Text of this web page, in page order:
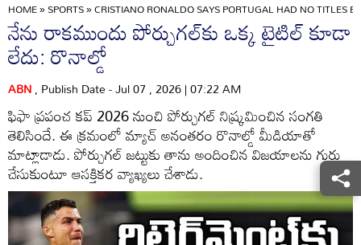
HOME»SPORTS»CRISTIANO RONALDO SAYS PORTUGAL HAD NO TITLES
నేను రాకముందు పోర్చుగల్‌కు ఒక్క టైటిల్ కూడా
లేదు: రొనాల్డో
ABN, Publish Date - Jul 07 , 2026 | 07:22 AM
ఫిఫా ప్రపంచ కప్ 2026 నుంచి పోర్చుగల్ నిష్క్రమించిన సంగతి
తెలిసిందే. ఈ క్రమంలో మ్యాచ్ అనంతరం రొనాల్డో మీడియాతో
మాట్లాడాడు. పోర్చుగల్ జట్టుకు తాను అందించిన విజయాలను గుర్తు
చేసుకుంటూ ఆసక్తికర వ్యాఖ్యలు చేశాడు.